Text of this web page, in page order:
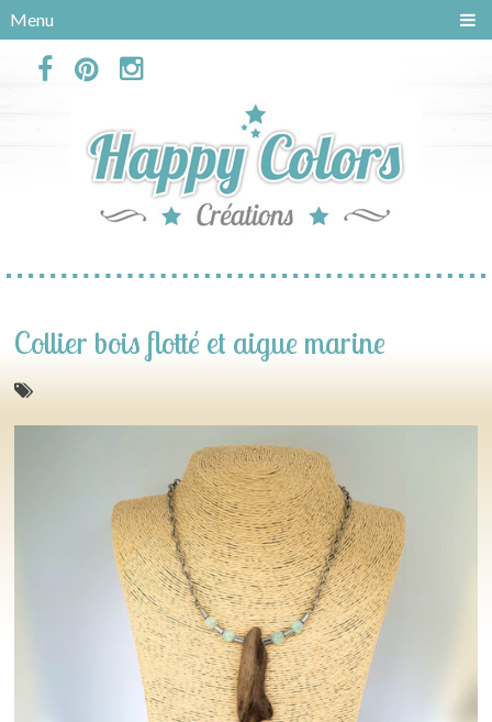
Menu
Collier bois flotté et aigue marine
Panneau de gestion des cookies